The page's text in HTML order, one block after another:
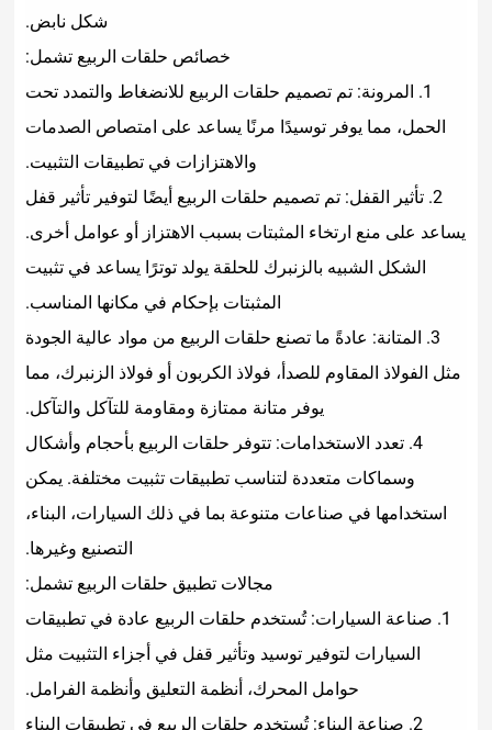
خصائص حلقات الربيع تشمل:
تصميم حلقات الربيع للانضغاط والتمدد تحت
توسيدًا مرنًا يساعد على امتصاص الصدمات
والاهتزازات في تطبيقات التثبيت.
تصميم حلقات الربيع أيضًا لتوفير تأثير قفل
المثبتات بسبب الاهتزاز أو عوامل أخرى.
للحلقة يولد توترًا يساعد في تثبيت
المثبتات بإحكام في مكانها المناسب.
ما تصنع حلقات الربيع من مواد عالية الجودة
للصدأ، فولاذ الكربون أو فولاذ الزنبرك، مما
يوفر متانة ممتازة ومقاومة للتآكل والتآكل.
تتوفر حلقات الربيع بأحجام وأشكال
لتناسب تطبيقات تثبيت مختلفة. يمكن
متنوعة بما في ذلك السيارات، البناء،
مجالات تطبيق حلقات الربيع تشمل:
تُستخدم حلقات الربيع عادة في تطبيقات
توسيد وتأثير قفل في أجزاء التثبيت مثل
المحرك، أنظمة التعليق وأنظمة الفرامل.
تُستخدم حلقات الربيع في تطبيقات البناء